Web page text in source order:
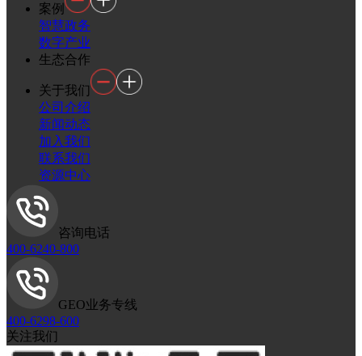
案例
智慧政务
数字产业
生态合作
关于我们
公司介绍
新闻动态
加入我们
联系我们
资源中心
咨询电话
400-6240-800
GEO业务专线
400-6298-600
关注我们